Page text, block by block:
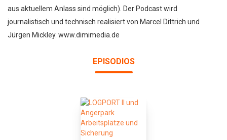
aus aktuellem Anlass sind möglich). Der Podcast wird
journalistisch und technisch realisiert von Marcel Dittrich und
Jürgen Mickley. www.dimimedia.de
EPISODIOS